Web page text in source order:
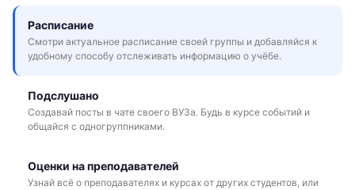
Расписание
Смотри актуальное расписание своей группы и добавляйся к
удобному способу отслеживать информацию о учёбе.
Подслушано
Создавай посты в чате своего ВУЗа. Будь в курсе событий и
общайся с одногруппниками.
Оценки на преподавателей
Узнай всё о преподавателях и курсах от других студентов, или